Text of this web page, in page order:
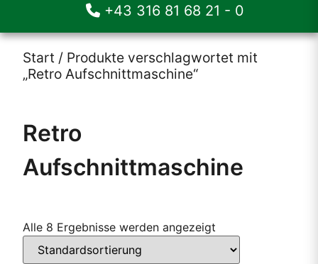
+43 316 81 68 21 - 0
Start / Produkte verschlagwortet mit
„Retro Aufschnittmaschine“
Retro
Aufschnittmaschine
Alle 8 Ergebnisse werden angezeigt